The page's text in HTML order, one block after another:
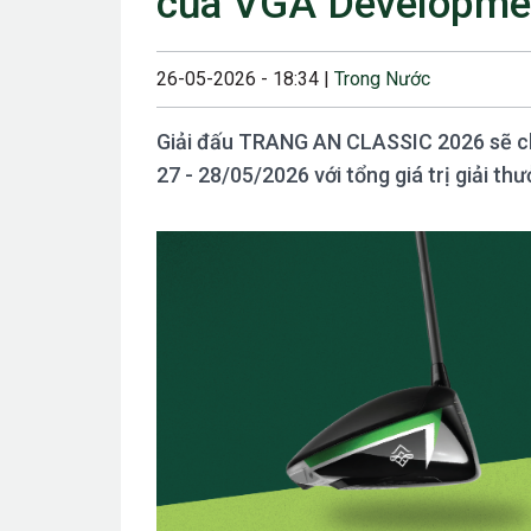
23/08/2024 12:00
28/06/2024 12:00
25/04/2024 6:00
22/12/2023 12:30
26/10/2023 12:00
26-05-2026 - 18:34 | Trong Nước
Giải đấu TRANG AN CLASSIC 2026
27 - 28/05/2026 với tổng giá trị giải